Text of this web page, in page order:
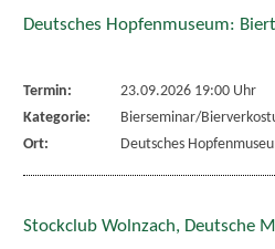
Deutsches Hopfenmuseum:
Termin:
23.09.2026 19:00 Uhr
Kategorie:
Bierseminar/
Ort:
Deutsches
Stockclub Wolnzach, Deutsche